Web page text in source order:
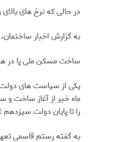
در حالی که نرخ های
به گزارش اخبار
ساخت مسکن ملی پا در
یکی از سیاست های دولت
را تا پایان دولت